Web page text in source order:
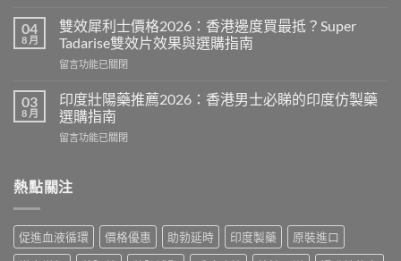
格
2026
攻
印
度
Viagra
比
貨
分
利
勁
印
度
價
格
2026：
香
裡
划
算？
04
8 月
雙效犀利士價格2026：香港邊度買最抵？Super
Tadarise雙效片效果與選購指南
在
效
犀
利
士
2026：
邊
度
留言功能已關閉
03
8 月
印度壯陽藥推薦2026：香港男士必睇的印度仿製藥
選購指南
在
壯
陽
推
薦
2026：
留言功能已關閉
熱點關注
促進血液循環 價格優惠 助勃延時 印度製藥
原裝進口